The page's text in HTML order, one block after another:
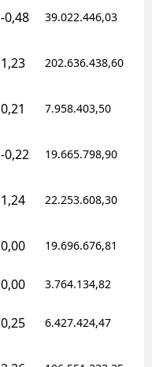
-0,48 39.022.446,03
1,23 202.636.438,60
0,21 7.958.403,50
-0,22 19.665.798,90
1,24 22.253.608,30
0,00 19.696.676,81
0,00 3.764.134,82
0,25 6.427.424,47